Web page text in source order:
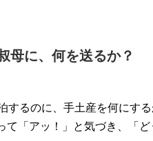
母に、何を送るか？
するのに、手土産を何にす
「アッ！」と気づき、「ど